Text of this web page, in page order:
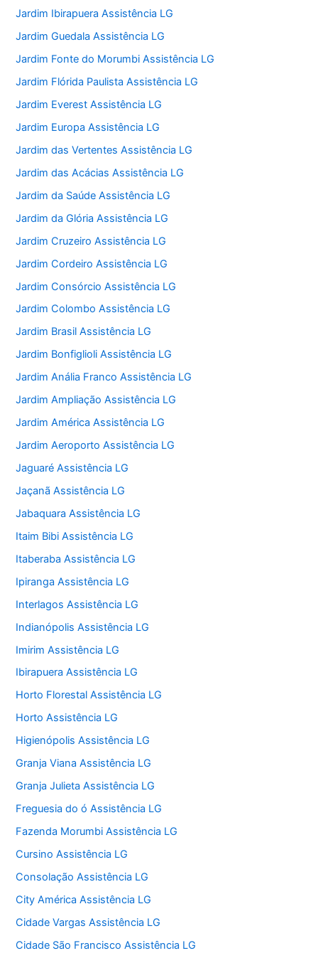
Jardim Ibirapuera Assistência LG
Jardim Guedala Assistência LG
Jardim Fonte do Morumbi Assistência LG
Jardim Flórida Paulista Assistência LG
Jardim Everest Assistência LG
Jardim Europa Assistência LG
Jardim das Vertentes Assistência LG
Jardim das Acácias Assistência LG
Jardim da Saúde Assistência LG
Jardim da Glória Assistência LG
Jardim Cruzeiro Assistência LG
Jardim Cordeiro Assistência LG
Jardim Consórcio Assistência LG
Jardim Colombo Assistência LG
Jardim Brasil Assistência LG
Jardim Bonfiglioli Assistência LG
Jardim Anália Franco Assistência LG
Jardim Ampliação Assistência LG
Jardim América Assistência LG
Jardim Aeroporto Assistência LG
Jaguaré Assistência LG
Jaçanã Assistência LG
Jabaquara Assistência LG
Itaim Bibi Assistência LG
Itaberaba Assistência LG
Ipiranga Assistência LG
Interlagos Assistência LG
Indianópolis Assistência LG
Imirim Assistência LG
Ibirapuera Assistência LG
Horto Florestal Assistência LG
Horto Assistência LG
Higienópolis Assistência LG
Granja Viana Assistência LG
Granja Julieta Assistência LG
Freguesia do ó Assistência LG
Fazenda Morumbi Assistência LG
Cursino Assistência LG
Consolação Assistência LG
City América Assistência LG
Cidade Vargas Assistência LG
Cidade São Francisco Assistência LG